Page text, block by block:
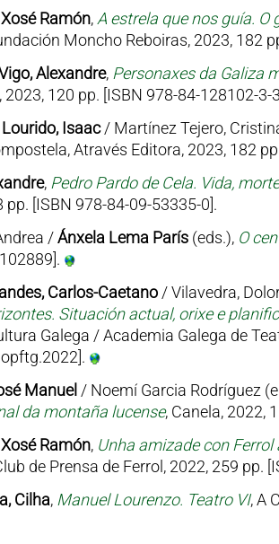
Ramón, A estrela que nos guía.
Moncho Reboiras, 2023, 182
Alexandre, Personaxes da Galiza
2023, 120 pp. [ISBN 978-84-128102-3-
Lourido, Isaac/ Martínez Tejero,
Através Editora, 2023, 182
, Pedro Pardo de Cela. Vida,
pp. [ISBN 978-84-09-53335-0].
/Ánxela Lema París(eds.), O
Carlos-Caetano/ Vilavedra,
Situación actual, orixe e
Galega / Academia Galega de
Manuel / Noemí Garcia Rodríguez
da montaña lucense, Canela, 2022,
Ramón, Unha amizade con
de Prensa de Ferrol, 2022, 259 pp.
Cilha, Manuel Lourenzo. Teatro VI, A